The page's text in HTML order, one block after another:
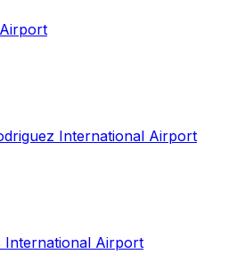
International Airport
International Airport